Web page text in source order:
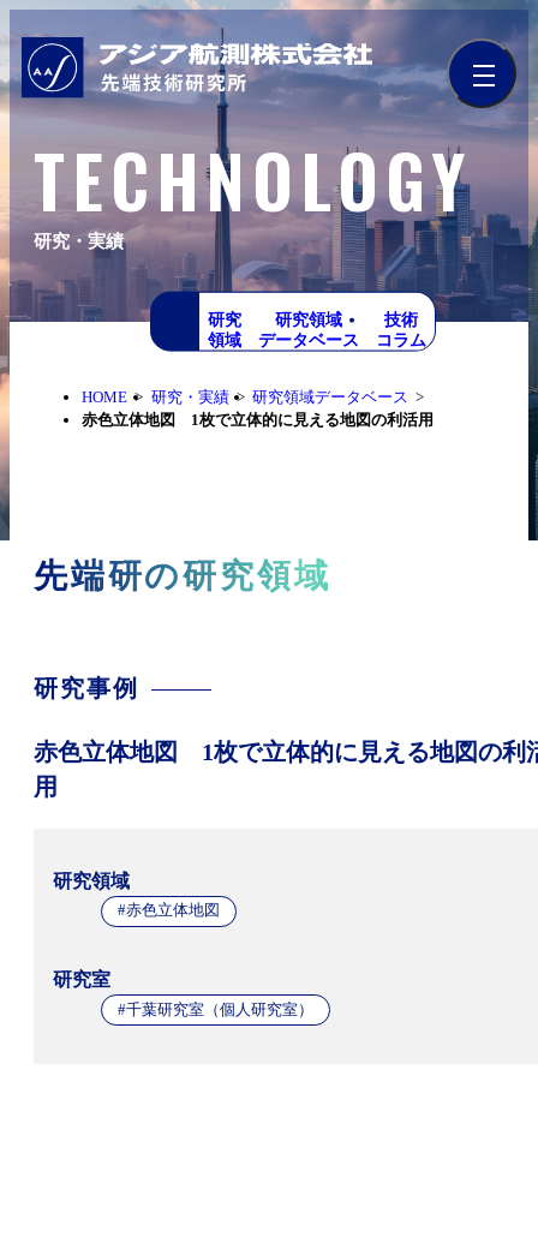
TECHNOLOGY
研究・実績
研究
領域
研究領域
データベース
技術
コラム
HOME 研究・実績
研究領域データベース
赤色立体地図 1枚で立体的に見える地図の利活用
先端研の研究領域
研究事例
赤色立体地図 1枚で立体的に見える地図の利
用
研究領域
#赤色立体地図
研究室
#千葉研究室（個人研究室）